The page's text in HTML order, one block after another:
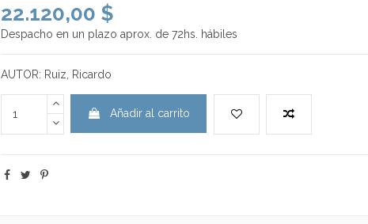
22.120,00 $
Despacho en un plazo aprox. de 72hs. hábiles
AUTOR: Ruiz, Ricardo
Añadir al carrito